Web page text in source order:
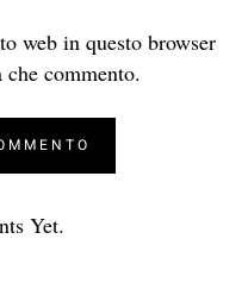
web in questo browser
commento.
Yet.